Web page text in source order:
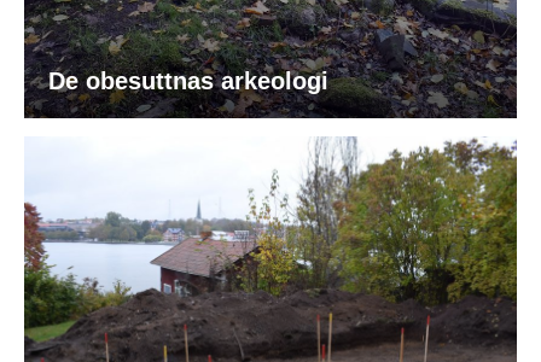
De obesuttnas arkeologi